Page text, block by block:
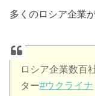
多くのロシア企業
ロシア企業数百
ター#ウクライナ